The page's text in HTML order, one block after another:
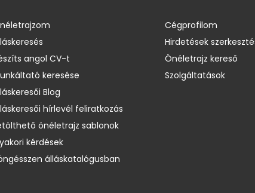
angol CV-t
keresése
Blog
hírlevél feliratkozás
önéletrajz sablonok
kérdések
álláskatalógusban
Cégprofilom
Hirdetések
Önéletrajz kereső
Szolgáltatások